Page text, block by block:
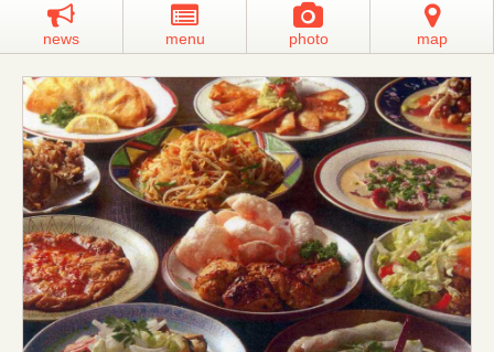
news menu photo map